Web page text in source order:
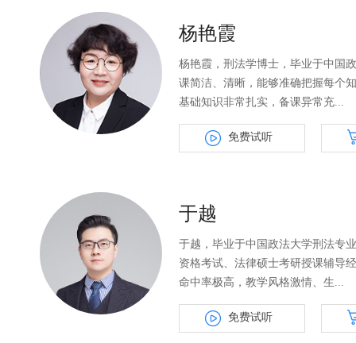
杨艳霞
杨艳霞，刑法学博士，毕业于中国
课简洁、清晰，能够准确把握每个
基础知识非常扎实，备课异常充...
免费试听
于越
于越，毕业于中国政法大学刑法专
资格考试、法律硕士考研授课辅导
命中率极高，教学风格激情、生...
免费试听